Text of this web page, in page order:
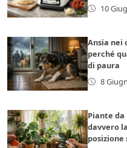
10
Ansia nei
perché
di paura
8
Piante
davvero
posizione